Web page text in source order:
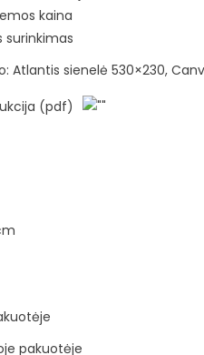
kaina
surinkimas
Atlantis sienelė 530×230,
(pdf)
pakuotėje